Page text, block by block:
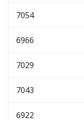
7054
6966
7029
7043
6922